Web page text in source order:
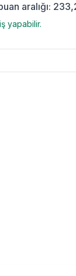
aralığı:
yapabilir.